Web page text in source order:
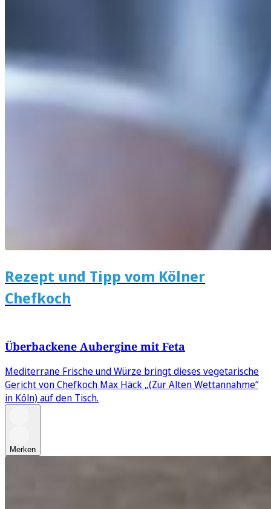
Rezept und Tipp vom Kölner
Chefkoch
Überbackene Aubergine mit Feta
Mediterrane Frische und Würze bringt dieses vegetarische
Gericht von Chefkoch Max Häck „(Zur Alten Wettannahme“
in Köln) auf den Tisch.
Merken